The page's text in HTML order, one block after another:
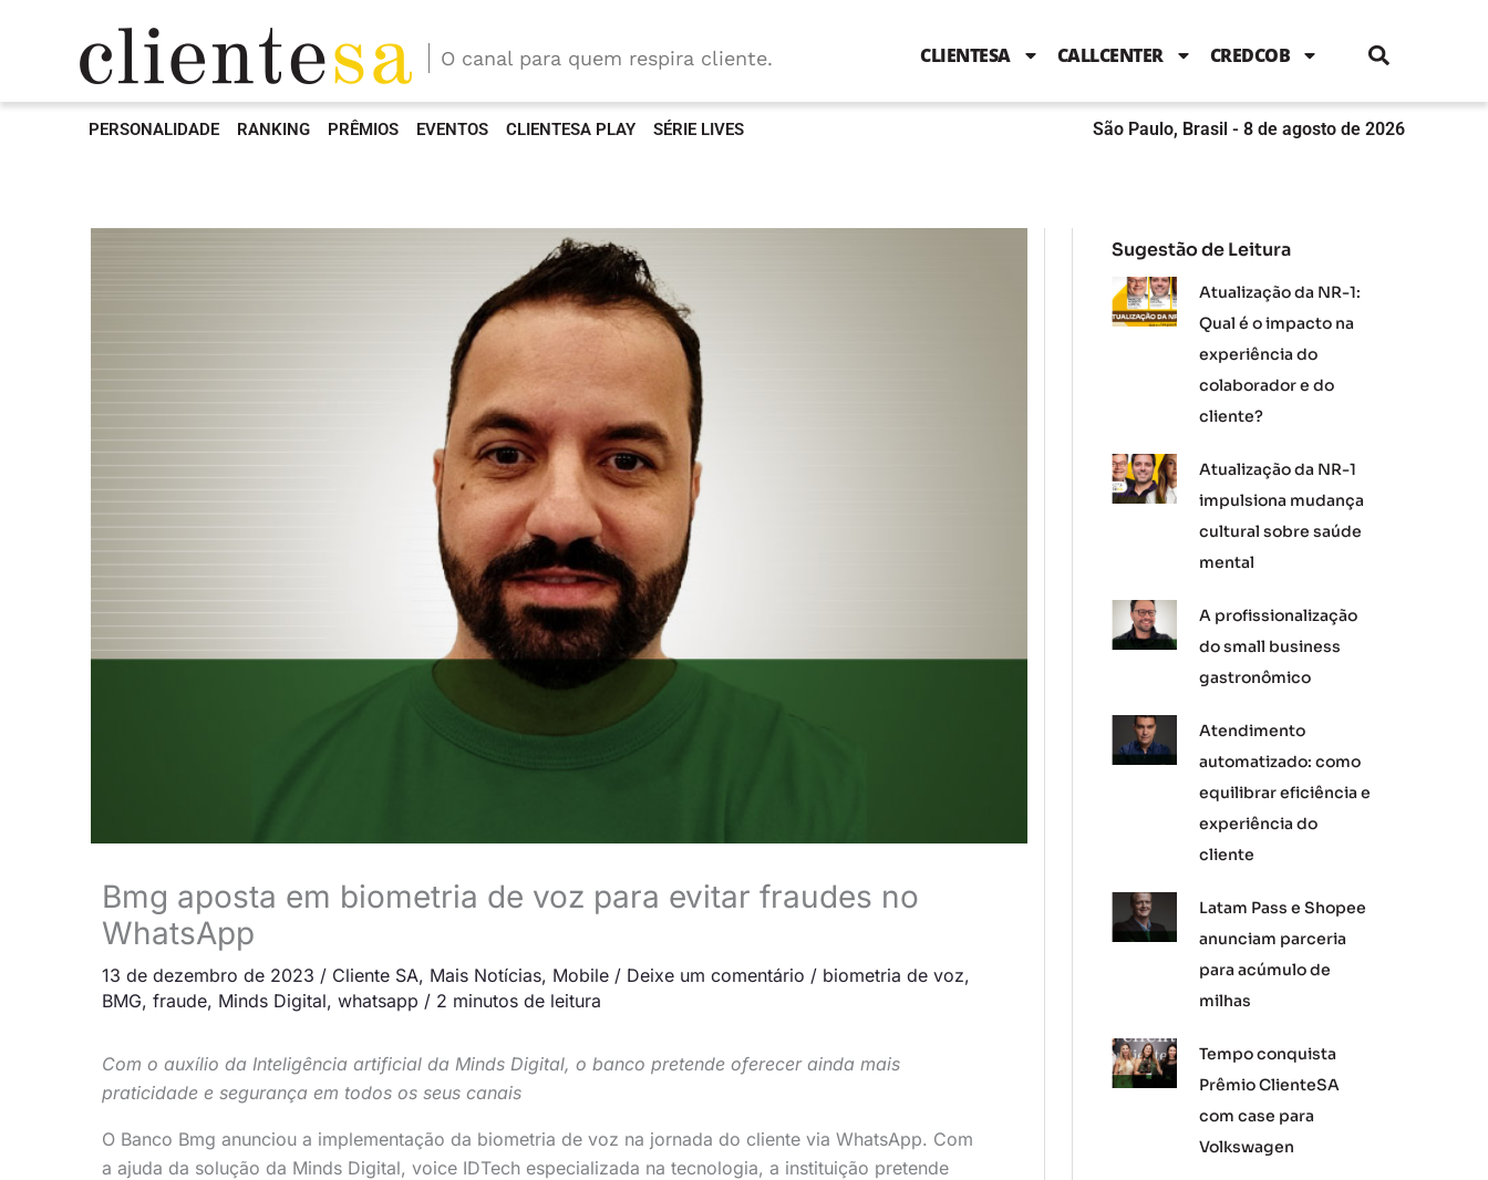
b
o
k
t
e
b
n
g
a
m
O canal para quem respira cliente. CLIENTESA CALLCENTER CREDCOB
PERSONALIDADE RANKING PRÊMIOS EVENTOS CLIENTESA PLAY SÉRIE LIVES São Paulo, Brasil - 8 de agosto de 2026
Bmg aposta em biometria de voz para evitar fraudes no
WhatsApp
13 de dezembro de 2023 / Cliente SA, Mais Notícias, Mobile / Deixe um comentário / biometria de voz,
BMG, fraude, Minds Digital, whatsapp / 2 minutos de leitura
Com o auxílio da Inteligência artificial da Minds Digital, o banco pretende oferecer ainda mais
praticidade e segurança em todos os seus canais
O Banco Bmg anunciou a implementação da biometria de voz na jornada do cliente via WhatsApp. Com
a ajuda da solução da Minds Digital, voice IDTech especializada na tecnologia, a instituição pretende
Sugestão de Leitura
Atualização da NR-1:
Qual é o impacto na
experiência do
colaborador e do
cliente?
Atualização da NR-1
impulsiona mudança
cultural sobre saúde
mental
A profissionalização
do small business
gastronômico
Atendimento
automatizado: como
equilibrar eficiência e
experiência do
cliente
Latam Pass e Shopee
anunciam parceria
para acúmulo de
milhas
Tempo conquista
Prêmio ClienteSA
com case para
Volkswagen